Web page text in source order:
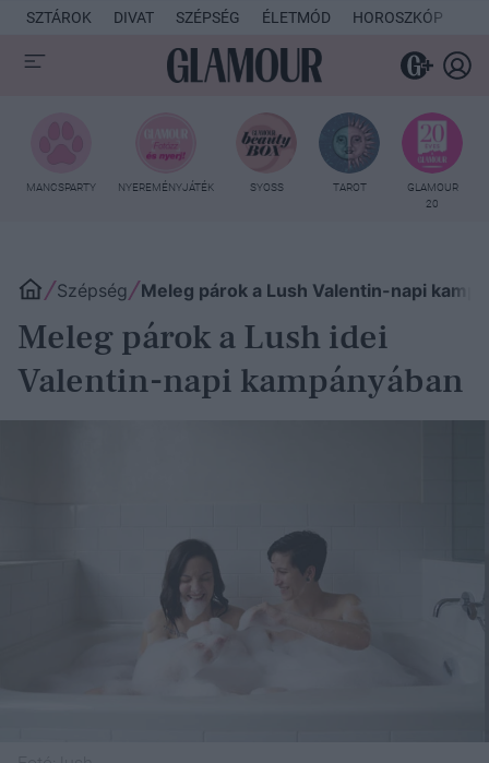
SZTÁROK DIVAT SZÉPSÉG ÉLETMÓD HOROSZKÓP
MANCSPARTY NYEREMÉNYJÁTÉK SYOSS TAROT
GLAMOUR
20
Szépség Meleg párok a Lush Valentin-napi
Meleg párok a Lush idei
Valentin-napi kampányában